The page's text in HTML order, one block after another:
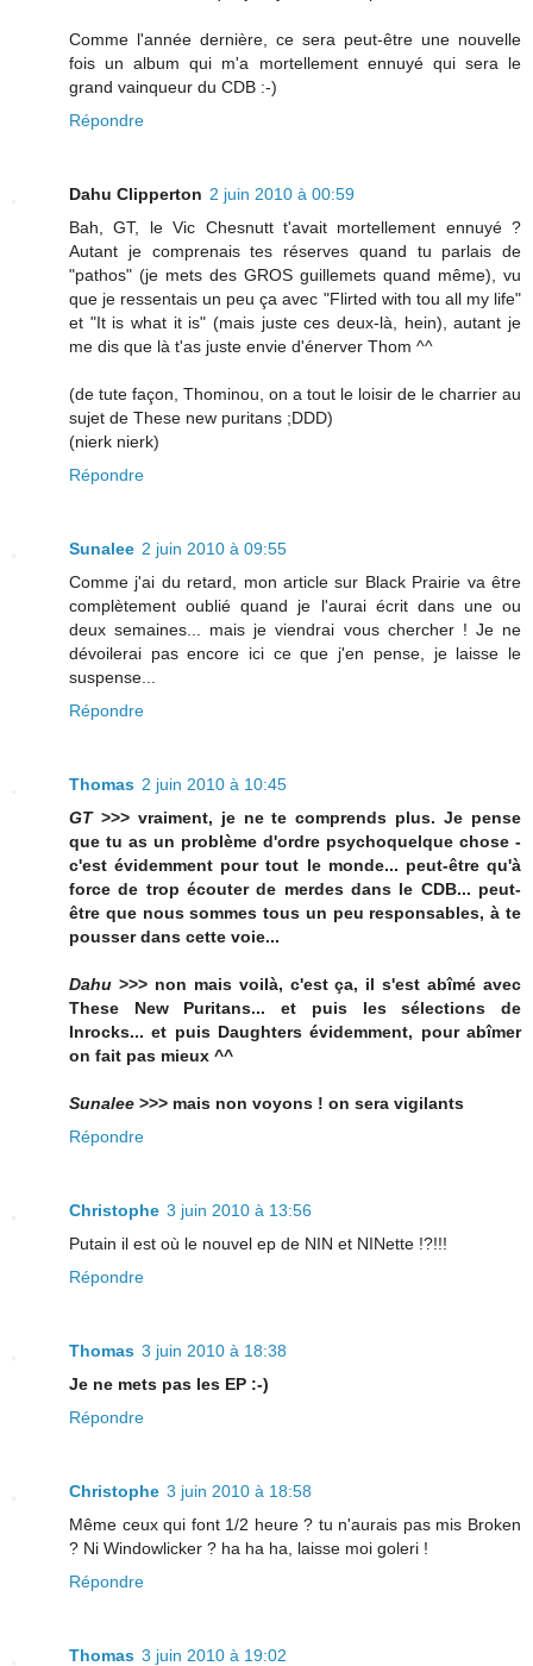
Comme l'année dernière, ce sera peut-être une nouvelle
fois un album qui m'a mortellement ennuyé qui sera le
grand vainqueur du CDB :-)
Répondre
Dahu Clipperton 2 juin 2010 à 00:59
Bah, GT, le Vic Chesnutt t'avait mortellement ennuyé ?
Autant je comprenais tes réserves quand tu parlais de
"pathos" (je mets des GROS guillemets quand même), vu
que je ressentais un peu ça avec "Flirted with tou all my life"
et "It is what it is" (mais juste ces deux-là, hein), autant je
me dis que là t'as juste envie d'énerver Thom ^^
(de tute façon, Thominou, on a tout le loisir de le charrier au
sujet de These new puritans ;DDD)
(nierk nierk)
Répondre
Sunalee 2 juin 2010 à 09:55
Comme j'ai du retard, mon article sur Black Prairie va être
complètement oublié quand je l'aurai écrit dans une ou
deux semaines... mais je viendrai vous chercher ! Je ne
dévoilerai pas encore ici ce que j'en pense, je laisse le
suspense...
Répondre
Thomas 2 juin 2010 à 10:45
GT >>> vraiment, je ne te comprends plus. Je pense
que tu as un problème d'ordre psychoquelque chose -
c'est évidemment pour tout le monde... peut-être qu'à
force de trop écouter de merdes dans le CDB... peut-
être que nous sommes tous un peu responsables, à te
pousser dans cette voie...
Dahu >>> non mais voilà, c'est ça, il s'est abîmé avec
These New Puritans... et puis les sélections de
Inrocks... et puis Daughters évidemment, pour abîmer
on fait pas mieux ^^
Sunalee >>> mais non voyons ! on sera vigilants
Répondre
Christophe 3 juin 2010 à 13:56
Putain il est où le nouvel ep de NIN et NINette !?!!!
Répondre
Thomas 3 juin 2010 à 18:38
Je ne mets pas les EP :-)
Répondre
Christophe 3 juin 2010 à 18:58
Même ceux qui font 1/2 heure ? tu n'aurais pas mis Broken
? Ni Windowlicker ? ha ha ha, laisse moi goleri !
Répondre
Thomas 3 juin 2010 à 19:02